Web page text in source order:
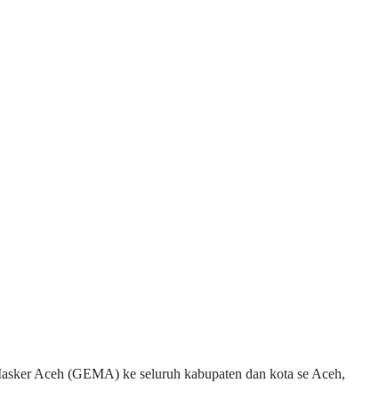
Aceh (GEMA) ke seluruh kabupaten dan kota se Aceh,